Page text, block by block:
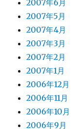
2007年6月
2007年5月
2007年4月
2007年3月
2007年2月
2007年1月
2006年12月
2006年11月
2006年10月
2006年9月